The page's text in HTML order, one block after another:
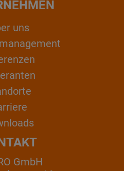
uns
GmbH